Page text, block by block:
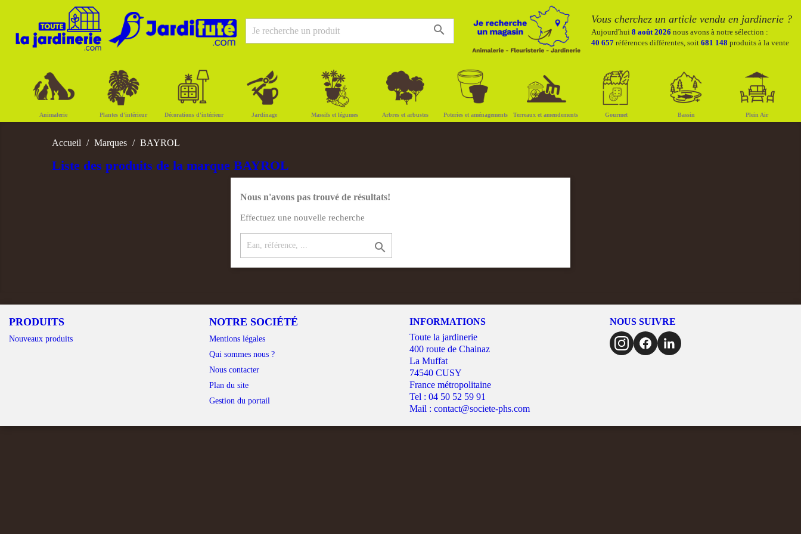
search
Vous cherchez un article vendu en jardinerie ?
Aujourd'hui 8 août 2026 nous avons à notre sélection :
40 657 références différentes, soit 681 148 produits à la vente
Animalerie Plantes d'intérieur Décorations d'intérieur Jardinage Massifs et légumes Arbres et arbustes Poteries et aménagements Terreaux et amendements Gourmet Bassin Plein Air
Accueil Marques BAYROL
Liste des produits de la marque BAYROL
Nous n'avons pas trouvé de résultats!
Effectuez une nouvelle recherche

PRODUITS
Nouveaux produits
NOTRE SOCIÉTÉ
Mentions légales
Qui sommes nous ?
Nous contacter
Plan du site
Gestion du portail
INFORMATIONS
Toute la jardinerie
400 route de Chainaz
La Muffat
74540 CUSY
France métropolitaine
Tel : 04 50 52 59 91
Mail : contact@societe-phs.com
NOUS SUIVRE